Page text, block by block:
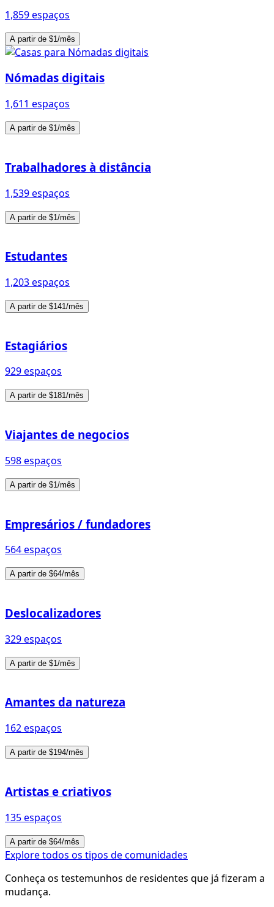
1,859 espaços
A partir de $1/mês
Nómadas digitais
1,611 espaços
A partir de $1/mês
Trabalhadores à distância
1,539 espaços
A partir de $1/mês
Estudantes
1,203 espaços
A partir de $141/mês
Estagiários
929 espaços
A partir de $181/mês
Viajantes de negocios
598 espaços
A partir de $1/mês
Empresários / fundadores
564 espaços
A partir de $64/mês
Deslocalizadores
329 espaços
A partir de $1/mês
Amantes da natureza
162 espaços
A partir de $194/mês
Artistas e criativos
135 espaços
A partir de $64/mês
Explore todos os tipos de comunidades
Conheça os testemunhos de residentes que já fizeram a
mudança.